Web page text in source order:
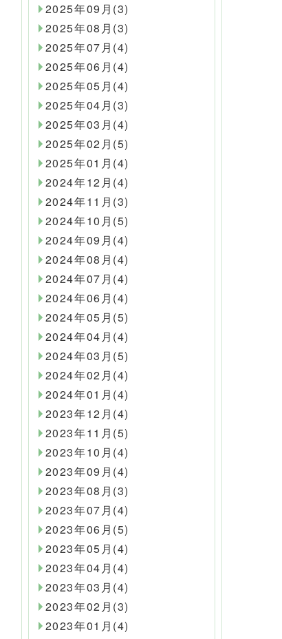
2025年09月(3)
2025年08月(3)
2025年07月(4)
2025年06月(4)
2025年05月(4)
2025年04月(3)
2025年03月(4)
2025年02月(5)
2025年01月(4)
2024年12月(4)
2024年11月(3)
2024年10月(5)
2024年09月(4)
2024年08月(4)
2024年07月(4)
2024年06月(4)
2024年05月(5)
2024年04月(4)
2024年03月(5)
2024年02月(4)
2024年01月(4)
2023年12月(4)
2023年11月(5)
2023年10月(4)
2023年09月(4)
2023年08月(3)
2023年07月(4)
2023年06月(5)
2023年05月(4)
2023年04月(4)
2023年03月(4)
2023年02月(3)
2023年01月(4)